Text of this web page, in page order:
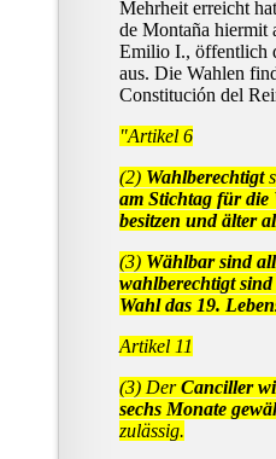
Mehrheit erreicht
de Montaña hiermit
Emilio I., öffentlich
aus. Die Wahlen
Constitución del
"Artikel 6
(2) Wahlberechtigt
am Stichtag für die
besitzen und älter
(3) Wählbar sind
wahlberechtigt
Wahl das 19.
Artikel 11
(3) DerCanciller
sechs Monate
zulässig.